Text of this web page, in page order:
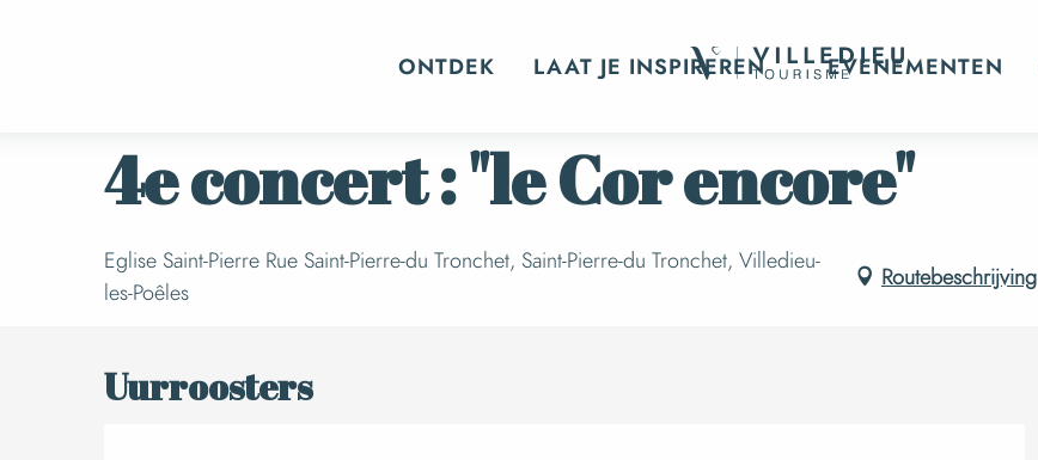
ONTDEK LAAT JE INSPIREREN EVENEMENTEN
4e concert : "le Cor encore"
Eglise Saint-Pierre Rue Saint-Pierre-du Tronchet, Saint-Pierre-du Tronchet, Villedieu-
les-Poêles
Routebeschrijving
Uurroosters